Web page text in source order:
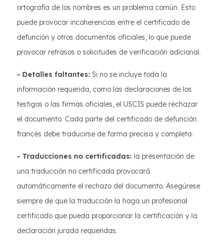
ortografía de los nombres es un problema común. Esto
puede provocar incoherencias entre el certificado de
defunción y otros documentos oficiales, lo que puede
provocar retrasos o solicitudes de verificación adicional.
- Detalles faltantes: Si no se incluye toda la
información requerida, como las declaraciones de los
testigos o las firmas oficiales, el USCIS puede rechazar
el documento. Cada parte del certificado de defunción
francés debe traducirse de forma precisa y completa.
- Traducciones no certificadas: la presentación de
una traducción no certificada provocará
automáticamente el rechazo del documento. Asegúrese
siempre de que la traducción la haga un profesional
certificado que pueda proporcionar la certificación y la
declaración jurada requeridas.